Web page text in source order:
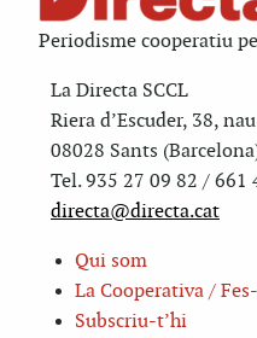
Periodisme cooperatiu
La Directa SCCL
Riera d’Escuder, 38,
08028 Sants
Tel. 935 27 09 82 / 661
directa@directa.cat
Qui som
La Cooperativa /
Subscriu-t’hi